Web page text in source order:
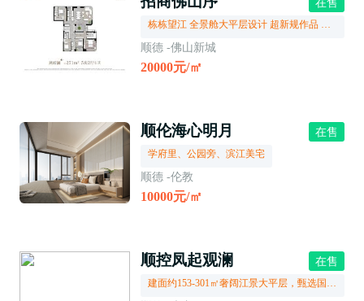
顺德 -佛山新城
20000元/㎡
顺伦海心明月 在售
学府里、公园旁、滨江美宅
顺德 -伦教
10000元/㎡
顺控凤起观澜 在售